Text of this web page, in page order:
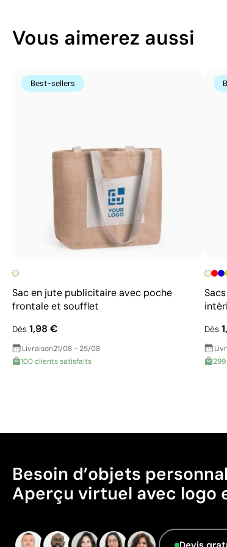
Vous aimerez aussi
Best-sellers
Sac en jute publicitaire avec poche
frontale et soufflet
Dès 1,98 €
Livraison21/08 - 25/08
100 clients satisfaits
Dès
Besoin d’objets
Aperçu virtuel avec logo